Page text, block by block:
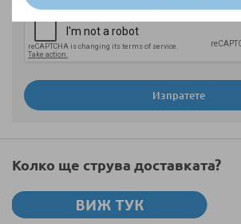
Изпратете
Колко ще струва доставката?